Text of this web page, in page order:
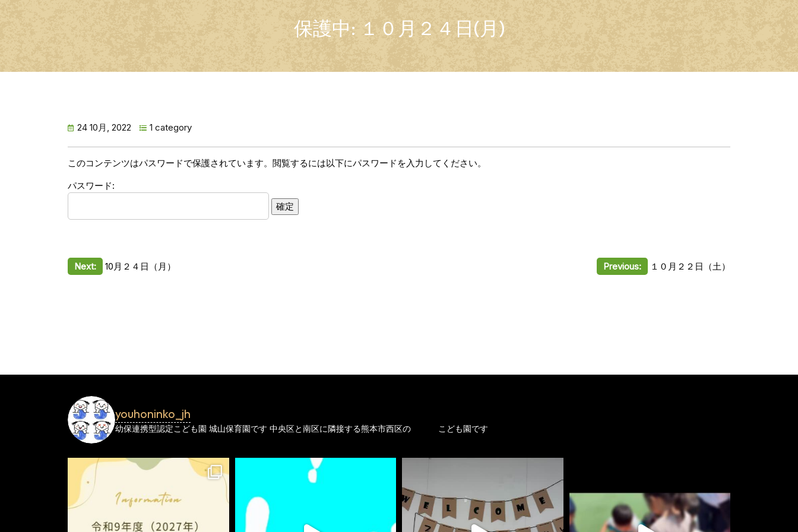
保護中: １０月２４日(月)
24 10月, 2022 1 category
このコンテンツはパスワードで保護されています。閲覧するには以下にパスワードを入力してください。
パスワード:
投
シ
ョ
ン
Previous: １０月２２日（土）
Next: 10月２４日（月）
youhoninko_jh
幼保連携型認定こども園 城山保育園です 中央区と南区に隣接する熊本市西区の こども園です